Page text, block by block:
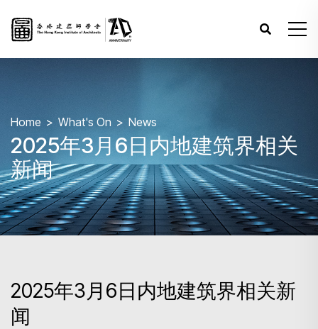
Home What's On News
2025年3月6日内地建筑界相关
新闻
2025年3月6日内地建筑界相关新
闻